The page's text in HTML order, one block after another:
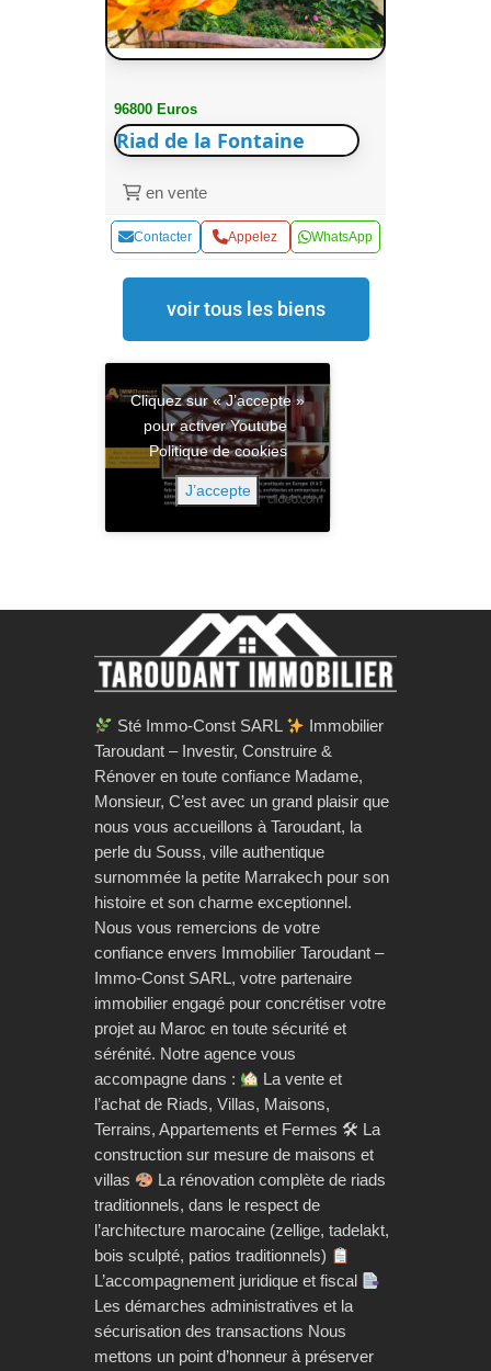
96800 Euros
Riad de la Fontaine
en vente
Contacter Appelez WhatsApp
voir tous les biens
Cliquez sur « J’accepte »
pour activer Youtube
Politique de cookies
J’accepte
Sté Immo-Const SARL
Immobilier
Taroudant – Investir, Construire &
Rénover en toute confiance Madame,
Monsieur, C’est avec un grand plaisir que
nous vous accueillons à Taroudant, la
perle du Souss, ville authentique
surnommée la petite Marrakech pour son
histoire et son charme exceptionnel.
Nous vous remercions de votre
confiance envers Immobilier Taroudant –
Immo-Const SARL, votre partenaire
immobilier engagé pour concrétiser votre
projet au Maroc en toute sécurité et
sérénité. Notre agence vous
accompagne dans :
La vente et
l’achat de Riads, Villas, Maisons,
Terrains, Appartements et Fermes 🛠 La
construction sur mesure de maisons et
villas
La rénovation complète de riads
traditionnels, dans le respect de
l’architecture marocaine (zellige, tadelakt,
bois sculpté, patios traditionnels)
L’accompagnement juridique et fiscal
Les démarches administratives et la
sécurisation des transactions Nous
mettons un point d’honneur à préserver